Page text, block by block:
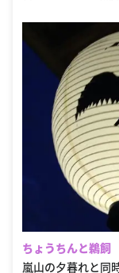
ちょうちんと鵜飼
嵐山の夕暮れと同